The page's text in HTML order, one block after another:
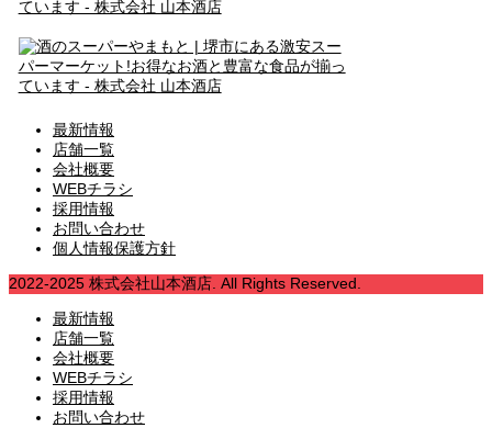
最新情報
店舗一覧
会社概要
WEBチラシ
採用情報
お問い合わせ
個人情報保護方針
2022-2025 株式会社山本酒店. All Rights Reserved.
最新情報
店舗一覧
会社概要
WEBチラシ
採用情報
お問い合わせ